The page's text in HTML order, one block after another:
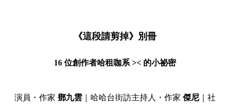
《這段請剪掉》別冊
16 位創作者哈租咖系 >< 的小祕密
演員・作家 鄧九雲 ｜哈哈台街訪主持人・作家 傑尼 ｜社